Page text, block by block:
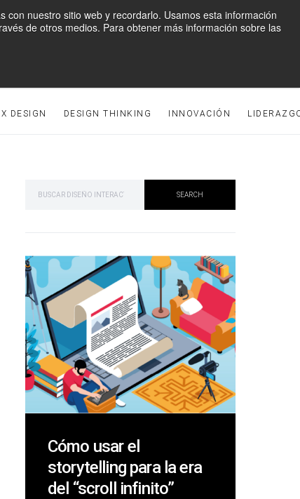
nuestro sitio web y recordarlo. Usamos esta información
de otros medios. Para obtener más información sobre las
DESIGN DESIGN THINKING INNOVACIÓN
SEARCH
Cómo usar el
storytelling para la era
del “scroll infinito”